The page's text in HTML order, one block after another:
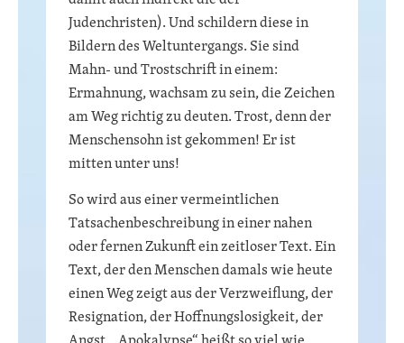
Judenchristen). Und schildern diese in
Bildern des Weltuntergangs. Sie sind
Mahn- und Trostschrift in einem:
Ermahnung, wachsam zu sein, die Zeichen
am Weg richtig zu deuten. Trost, denn der
Menschensohn ist gekommen! Er ist
mitten unter uns!
So wird aus einer vermeintlichen
Tatsachenbeschreibung in einer nahen
oder fernen Zukunft ein zeitloser Text. Ein
Text, der den Menschen damals wie heute
einen Weg zeigt aus der Verzweiflung, der
Resignation, der Hoffnungslosigkeit, der